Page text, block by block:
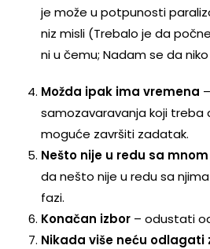
je može u potpunosti
niz misli (Trebalo je da
ni u čemu; Nadam se da
Možda ipak ima vremena
samozavaravanja koji treba
moguće završiti zadatak.
Nešto nije u redu sa mnom
da nešto nije u redu sa
fazi.
Konačan izbor – odustati
Nikada više neću odlagati